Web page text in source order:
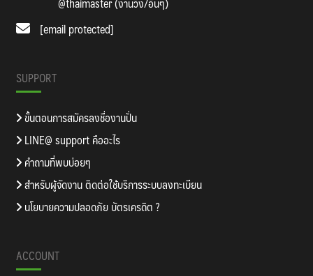
[email protected]
SUPPORT
ขั้นตอนการสมัครลงชื่องานปั่น
LINE@ support คืออะไร
คำถามที่พบบ่อยๆ
สำหรับผู้จัดงาน ติดต่อใช้บริการระบบลงทะเบียน
นโยบายความปลอดภัย บัตรเครดิต ?
ACCOUNT